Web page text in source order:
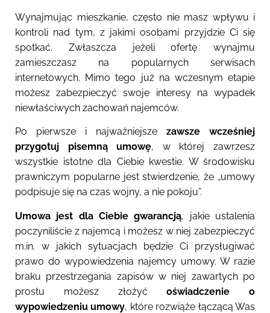
Wynajmując mieszkanie, często nie masz wpływu i
kontroli nad tym, z jakimi osobami przyjdzie Ci się
spotkać. Zwłaszcza jeżeli ofertę wynajmu
zamieszczasz na popularnych serwisach
internetowych. Mimo tego już na wczesnym etapie
możesz zabezpieczyć swoje interesy na wypadek
niewłaściwych zachowań najemców.
Po pierwsze i najważniejsze zawsze wcześniej
przygotuj pisemną umowę, w której zawrzesz
wszystkie istotne dla Ciebie kwestie. W środowisku
prawniczym popularne jest stwierdzenie, że „umowy
podpisuje się na czas wojny, a nie pokoju”.
Umowa jest dla Ciebie gwarancją, jakie ustalenia
poczyniliście z najemcą i możesz w niej zabezpieczyć
m.in. w jakich sytuacjach będzie Ci przysługiwać
prawo do wypowiedzenia najemcy umowy. W razie
braku przestrzegania zapisów w niej zawartych po
prostu możesz złożyćoświadczenie o
wypowiedzeniu umowy, które rozwiąże łączącą Was